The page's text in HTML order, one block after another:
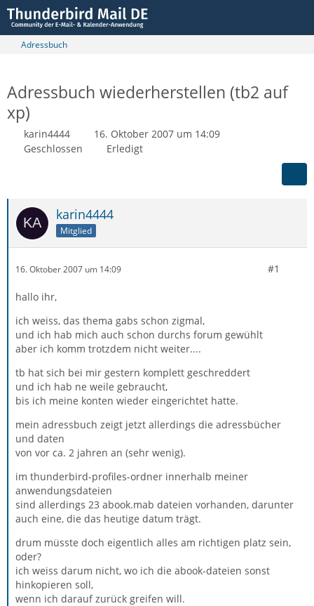
Adressbuch
Adressbuch wiederherstellen (tb2 auf
xp)
karin4444
16. Oktober 2007 um 14:09
Geschlossen
Erledigt
karin4444
Mitglied
16. Oktober 2007 um 14:09 #1
hallo ihr,
ich weiss, das thema gabs schon zigmal,
und ich hab mich auch schon durchs forum gewühlt
aber ich komm trotzdem nicht weiter....
tb hat sich bei mir gestern komplett geschreddert
und ich hab ne weile gebraucht,
bis ich meine konten wieder eingerichtet hatte.
mein adressbuch zeigt jetzt allerdings die adressbücher
und daten
von vor ca. 2 jahren an (sehr wenig).
im thunderbird-profiles-ordner innerhalb meiner
anwendungsdateien
sind allerdings 23 abook.mab dateien vorhanden, darunter
auch eine, die das heutige datum trägt.
drum müsste doch eigentlich alles am richtigen platz sein,
oder?
ich weiss darum nicht, wo ich die abook-dateien sonst
hinkopieren soll,
wenn ich darauf zurück greifen will.